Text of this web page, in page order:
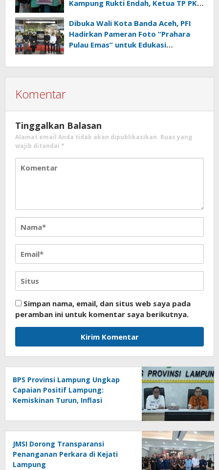
Kampung Rukti Endah, Ketua TP PKK
SDM Dimulai dari Desa
Dibuka Wali Kota Banda Aceh, PFI
Hadirkan Pameran Foto “Prahara
Pulau Emas” untuk Edukasi
Komentar
Tinggalkan Balasan
Alamat email Anda tidak akan dipublikasikan. Ruas yang
wajib ditandai *
Simpan nama, email, dan situs web saya pada
peramban ini untuk komentar saya berikutnya.
BPS Provinsi Lampung Ungkap
Capaian Positif Lampung:
Kemiskinan Turun, Inflasi
Tumbuh
JMSI Dorong Transparansi
Penanganan Perkara di Kejati
Lampung